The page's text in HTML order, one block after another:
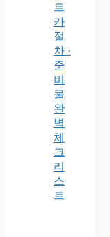
트
카
절
차 ·
준
비
물
완
벽
체
크
리
스
트